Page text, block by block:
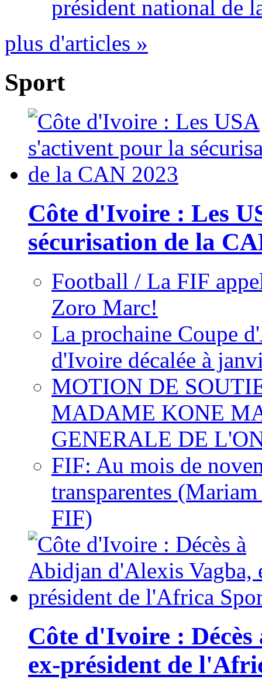
président national de
plus d'articles »
Sport
Côte d'Ivoire : Les
sécurisation de la
Football / La FIF
Zoro Marc!
La prochaine Coupe
d'Ivoire décalée à
MOTION DE
MADAME KONE
GENERALE DE
FIF: Au mois de
transparentes
FIF)
Côte d'Ivoire :
ex-président de